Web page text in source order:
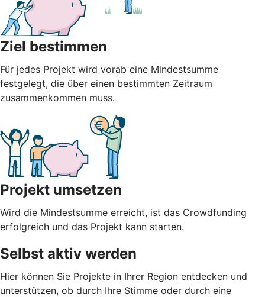
Ziel bestimmen
Für jedes Projekt wird vorab eine Mindestsumme
festgelegt, die über einen bestimmten Zeitraum
zusammenkommen muss.
Projekt umsetzen
Wird die Mindestsumme erreicht, ist das Crowdfunding
erfolgreich und das Projekt kann starten.
Selbst aktiv werden
Hier können Sie Projekte in Ihrer Region entdecken und
unterstützen, ob durch Ihre Stimme oder durch eine